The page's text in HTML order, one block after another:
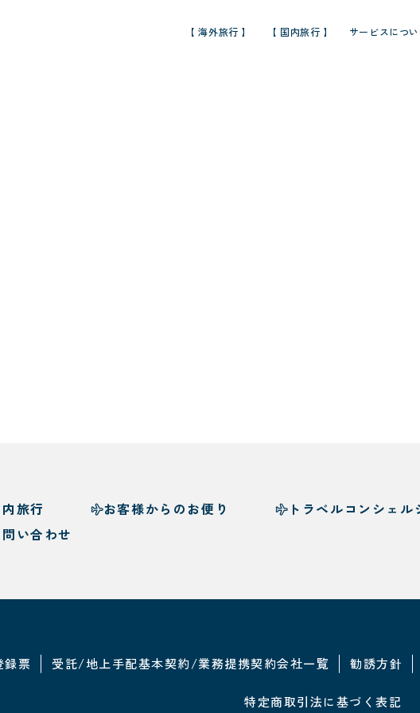
【 海外旅行 】 【 国内旅行 】 サービスにつ
旅行 お客様からのお便り トラベルコンシェル
い合わせ
録票 受託/地上手配基本契約/業務提携契約会社一覧 勧誘方針
特定商取引法に基づく表記